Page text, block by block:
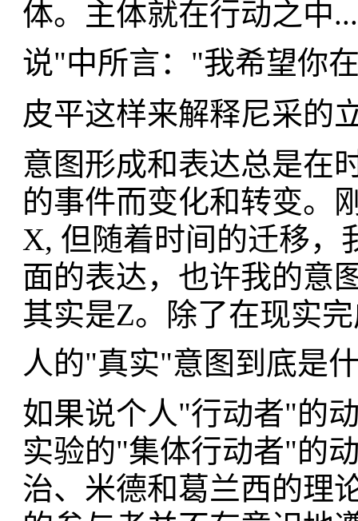
体。主体就在行动之中
说"中所言："我希望你
皮平这样来解释尼采的
意图形成和表达总是在
的事件而变化和转变。
X, 但随着时间的迁移，
面的表达，也许我的意
其实是Z。除了在现实
人的"真实"意图到底是
如果说个人"行动者"的
实验的"集体行动者"的
治、米德和葛兰西的理